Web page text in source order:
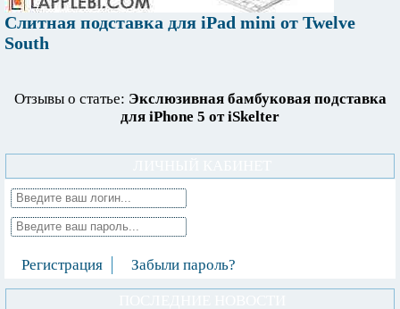
Слитная подставка для iPad mini от Twelve
South
Отзывы о статье: Экслюзивная бамбуковая подставка
для iPhone 5 от iSkelter
Регистрация Забыли пароль?